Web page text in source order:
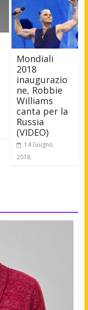
Mondiali
2018
inaugurazio
ne, Robbie
Williams
canta per la
Russia
(VIDEO)
14 Giugno
2018